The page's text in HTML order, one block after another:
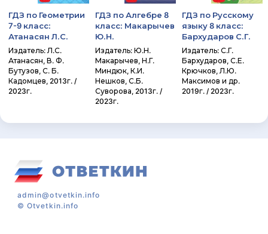
ГДЗ по Геометрии
7-9 класс:
Атанасян Л.С.
Издатель: Л.С.
Атанасян, В. Ф.
Бутузов, С. Б.
Кадомцев, 2013г. /
2023г.
ГДЗ по Алгебре 8
класс: Макарычев
Ю.Н.
Издатель: Ю.Н.
Макарычев, Н.Г.
Миндюк, К.И.
Нешков, С.Б.
Суворова, 2013г. /
2023г.
ГДЗ по Русскому
языку 8 класс:
Бархударов С.Г.
Издатель: С.Г.
Бархударов, С.Е.
Крючков, Л.Ю.
Максимов и др.
2019г. / 2023г.
admin@otvetkin.info
©Otvetkin.info